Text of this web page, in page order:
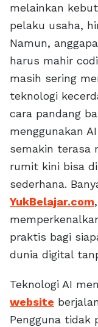
melainkan
pelaku usaha,
Namun,
harus mahir
masih sering
teknologi
cara pandang
menggunakan
semakin terasa
rumit kini bisa
sederhana.
YukBelajar.com
praktis bagi
dunia digital
Teknologi AI
website
Pengguna tidak